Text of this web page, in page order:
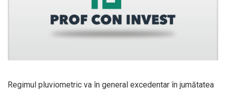
Regimul pluviometric va în general excedentar în jumătatea